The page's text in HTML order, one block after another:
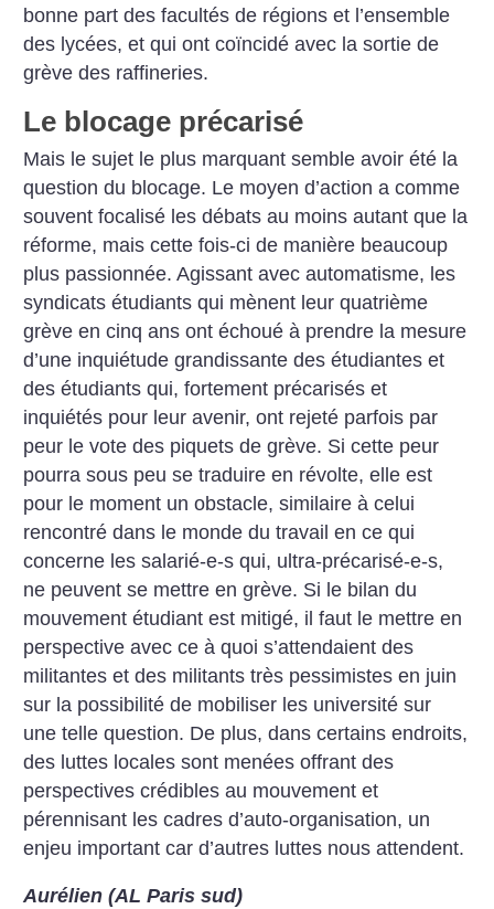
bonne part des facultés de régions et l’ensemble
des lycées, et qui ont coïncidé avec la sortie de
grève des raffineries.
Le blocage précarisé
Mais le sujet le plus marquant semble avoir été la
question du blocage. Le moyen d’action a comme
souvent focalisé les débats au moins autant que la
réforme, mais cette fois-ci de manière beaucoup
plus passionnée. Agissant avec automatisme, les
syndicats étudiants qui mènent leur quatrième
grève en cinq ans ont échoué à prendre la mesure
d’une inquiétude grandissante des étudiantes et
des étudiants qui, fortement précarisés et
inquiétés pour leur avenir, ont rejeté parfois par
peur le vote des piquets de grève. Si cette peur
pourra sous peu se traduire en révolte, elle est
pour le moment un obstacle, similaire à celui
rencontré dans le monde du travail en ce qui
concerne les salarié-e-s qui, ultra-précarisé-e-s,
ne peuvent se mettre en grève. Si le bilan du
mouvement étudiant est mitigé, il faut le mettre en
perspective avec ce à quoi s’attendaient des
militantes et des militants très pessimistes en juin
sur la possibilité de mobiliser les université sur
une telle question. De plus, dans certains endroits,
des luttes locales sont menées offrant des
perspectives crédibles au mouvement et
pérennisant les cadres d’auto-organisation, un
enjeu important car d’autres luttes nous attendent.
Aurélien (AL Paris sud)